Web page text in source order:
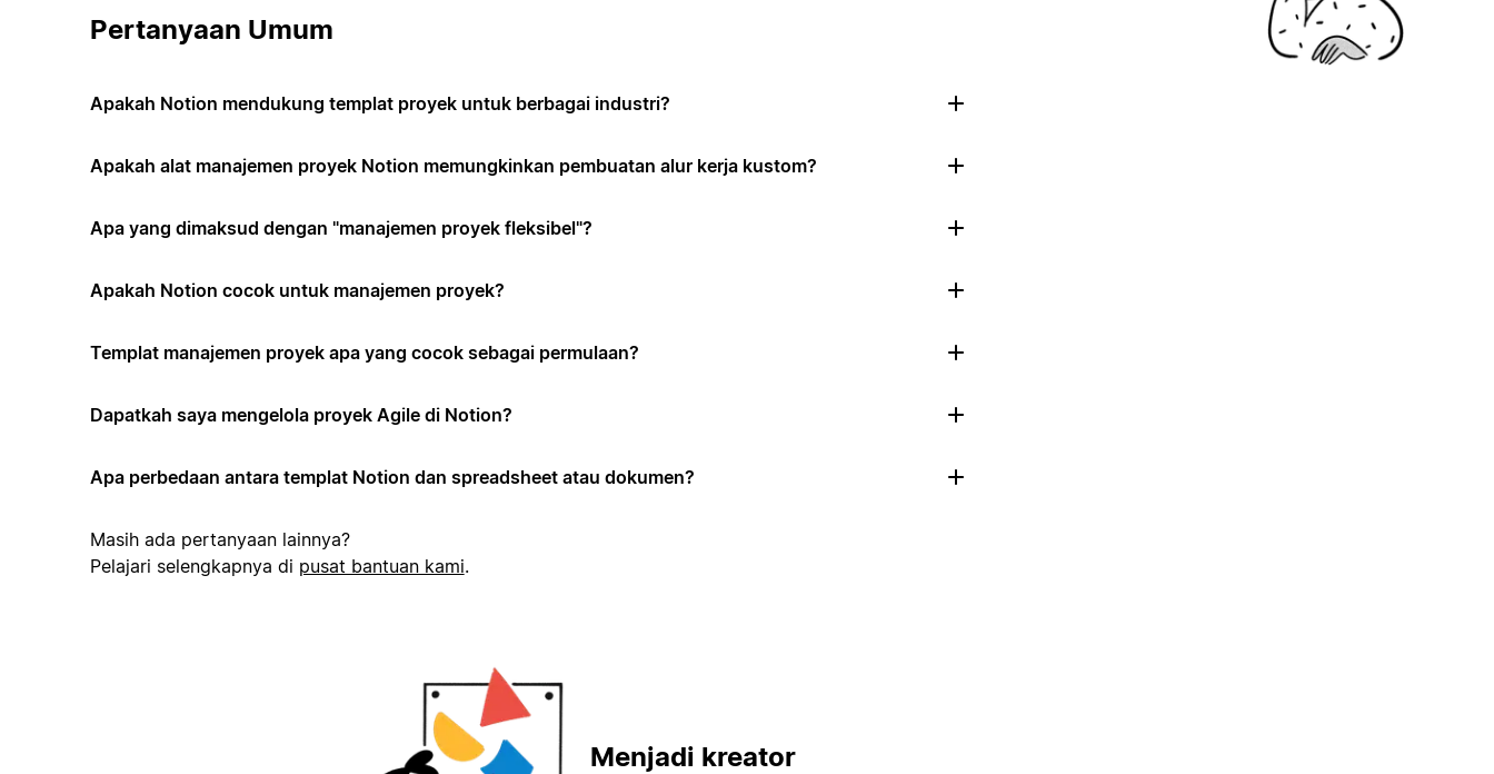
Pertanyaan Umum
Apakah Notion mendukung templat proyek untuk berbagai industri?
Apakah alat manajemen proyek Notion memungkinkan pembuatan alur kerja kustom?
Apa yang dimaksud dengan "manajemen proyek fleksibel"?
Apakah Notion cocok untuk manajemen proyek?
Templat manajemen proyek apa yang cocok sebagai permulaan?
Dapatkah saya mengelola proyek Agile di Notion?
Apa perbedaan antara templat Notion dan spreadsheet atau dokumen?
Masih ada pertanyaan lainnya?
Pelajari selengkapnya di pusat bantuan kami.
Menjadi kreator